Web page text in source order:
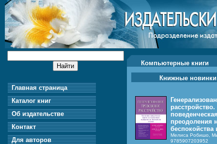
Главная страница
Каталог книг
Об издательстве
Контакт
Для авторов
Компьютерные книги
Книжные новинки
преодоления
беспокойства
Мелиса Робишо,
9785907203952